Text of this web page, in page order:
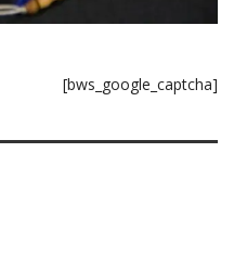
[bws_google_captcha]